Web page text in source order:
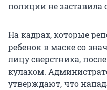
полиции не заставила
На кадрах, которые
ребенок в маске со
лицу сверстника,
кулаком.
утверждают, что